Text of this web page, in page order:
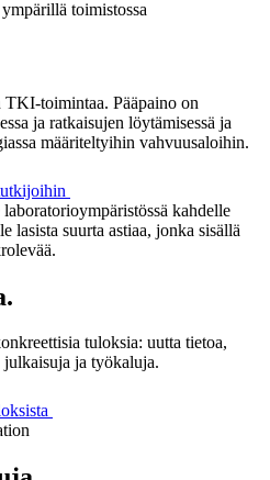
TKI-toimintaa. Pääpaino on
ja ratkaisujen löytämisessä ja
määriteltyihin vahvuusaloihin.
tuloksia: uutta tietoa,
julkaisuja ja työkaluja.